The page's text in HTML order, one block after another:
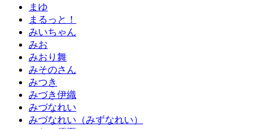
まゆ
まるっと！
みいちゃん
みお
みおり舞
みそのさん
みつき
みづき伊織
みづなれい
みづなれい（みずなれい）